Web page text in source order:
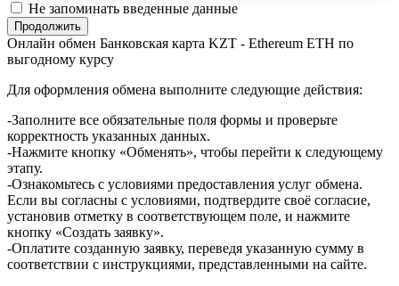
Не запоминать введенные данные
Онлайн обмен Банковская карта KZT - Ethereum ETH по
выгодному курсу
Для оформления обмена выполните следующие действия:
-Заполните все обязательные поля формы и проверьте
корректность указанных данных.
-Нажмите кнопку «Обменять», чтобы перейти к следующему
этапу.
-Ознакомьтесь с условиями предоставления услуг обмена.
Если вы согласны с условиями, подтвердите своё согласие,
установив отметку в соответствующем поле, и нажмите
кнопку «Создать заявку».
-Оплатите созданную заявку, переведя указанную сумму в
соответствии с инструкциями, представленными на сайте.